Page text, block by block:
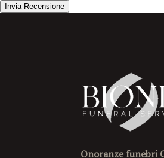
Invia Recensione
Onoranze funebri